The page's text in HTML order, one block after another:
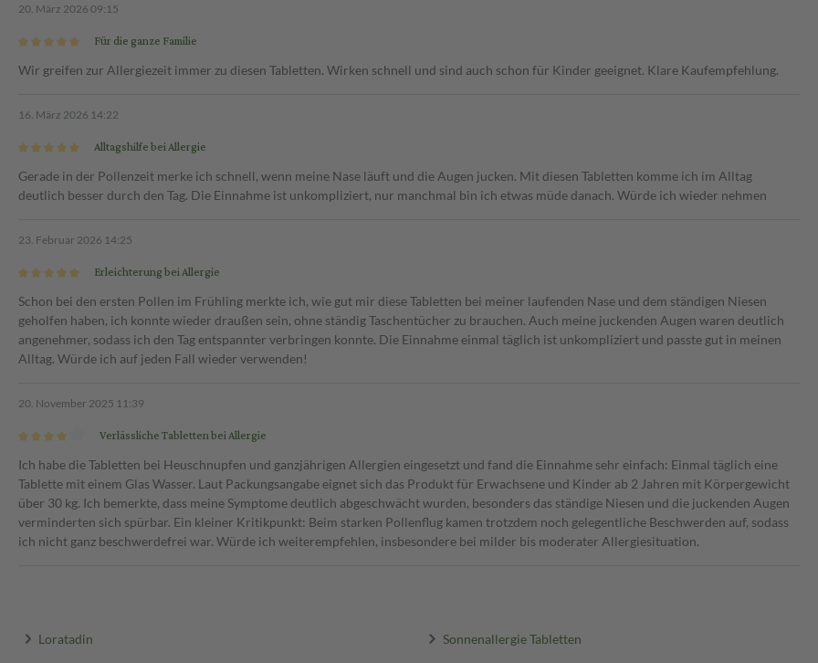
20. März 2026 09:15
Für die ganze Familie
Wir greifen zur Allergiezeit immer zu diesen Tabletten. Wirken schnell und sind auch schon für Kinder geeignet. Klare Kaufempfehlung.
16. März 2026 14:22
Alltagshilfe bei Allergie
Gerade in der Pollenzeit merke ich schnell, wenn meine Nase läuft und die Augen jucken. Mit diesen Tabletten komme ich im Alltag
deutlich besser durch den Tag. Die Einnahme ist unkompliziert, nur manchmal bin ich etwas müde danach. Würde ich wieder nehmen
23. Februar 2026 14:25
Erleichterung bei Allergie
Schon bei den ersten Pollen im Frühling merkte ich, wie gut mir diese Tabletten bei meiner laufenden Nase und dem ständigen Niesen
geholfen haben, ich konnte wieder draußen sein, ohne ständig Taschentücher zu brauchen. Auch meine juckenden Augen waren deutlich
angenehmer, sodass ich den Tag entspannter verbringen konnte. Die Einnahme einmal täglich ist unkompliziert und passte gut in meinen
Alltag. Würde ich auf jeden Fall wieder verwenden!
20. November 2025 11:39
Verlässliche Tabletten bei Allergie
Ich habe die Tabletten bei Heuschnupfen und ganzjährigen Allergien eingesetzt und fand die Einnahme sehr einfach: Einmal täglich eine
Tablette mit einem Glas Wasser. Laut Packungsangabe eignet sich das Produkt für Erwachsene und Kinder ab 2 Jahren mit Körpergewicht
über 30 kg. Ich bemerkte, dass meine Symptome deutlich abgeschwächt wurden, besonders das ständige Niesen und die juckenden Augen
verminderten sich spürbar. Ein kleiner Kritikpunkt: Beim starken Pollenflug kamen trotzdem noch gelegentliche Beschwerden auf, sodass
ich nicht ganz beschwerdefrei war. Würde ich weiterempfehlen, insbesondere bei milder bis moderater Allergie­situation.
Loratadin Sonnenallergie Tabletten